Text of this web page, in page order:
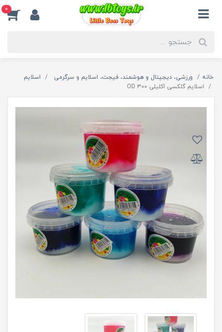
0
خانه ورزشی، دیجیتال و هوشمند، فیجت، اسلایم و سرگرمی
اسلایم
اسلایم گلکسی اکلیلی OD 300